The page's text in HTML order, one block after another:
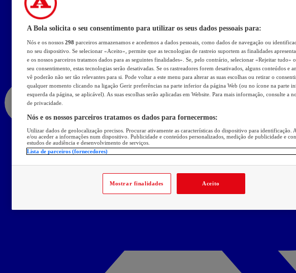
A Bola solicita o seu consentimento para utilizar os seus dados pessoais para:
Nós e os nossos 298 parceiros armazenamos e acedemos a dados pessoais, como dados de navegação ou
no seu dispositivo. Se selecionar «Aceito», permite que as tecnologias de rastreio suportem as finalidades
e os nossos parceiros tratamos dados para as seguintes finalidades». Se, pelo contrário, selecionar «Rejeitar tudo»
seu consentimento, estas tecnologias serão desativadas. Se os rastreadores forem desativados, alguns conteúdos e
vê poderão não ser tão relevantes para si. Pode voltar a este menu para alterar as suas escolhas ou retirar o
qualquer momento clicando na ligação Gerir preferências na parte inferior da página Web (ou no ícone na parte
esquerda da página, se aplicável). As suas escolhas serão aplicadas em Website. Para mais informação, consulte a
de privacidade.
Nós e os nossos parceiros tratamos os dados para fornecermos:
Utilizar dados de geolocalização precisos. Procurar ativamente as características do dispositivo para identificação.
e/ou aceder a informações num dispositivo. Publicidade e conteúdos personalizados, medição de publicidade e
estudos de audiência e desenvolvimento de serviços.
Lista de parceiros (fornecedores)
Mostrar finalidades Aceito